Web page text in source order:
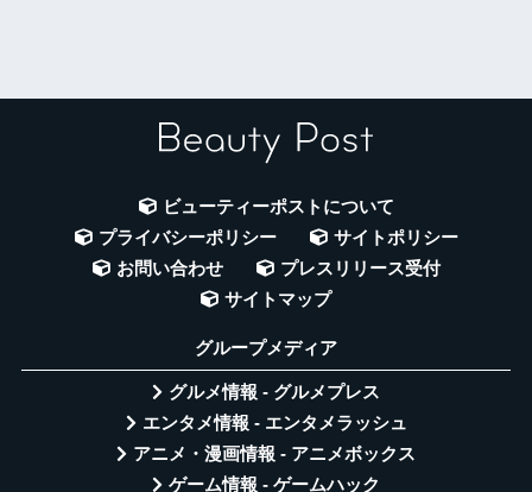
ビューティーポストについて
プライバシーポリシー
サイトポリシー
お問い合わせ
プレスリリース受付
サイトマップ
グループメディア
グルメ情報 - グルメプレス
エンタメ情報 - エンタメラッシュ
アニメ・漫画情報 - アニメボックス
ゲーム情報 - ゲームハック